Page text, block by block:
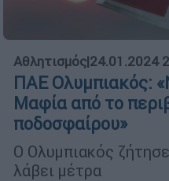
Αθλητισμός|24.01.2024
ΠΑΕ Ολυμπιακός:
Μαφία από το
ποδοσφαίρου»
Ο Ολυμπιακός
λάβει μέτρα